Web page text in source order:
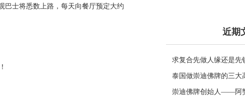
巴士将悉数上路，每天向餐厅预定大约
近期
求复合先做人缘还是先
做越乱
泰国做崇迪佛牌的三大
崇迪佛牌创始人——阿